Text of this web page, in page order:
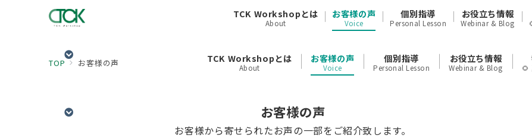
TCK Workshopとは
About
お客様の声
Voice
個別指導
Personal Lesson
お役立ち情報
Webinar & Blog 🌻
TCK Workshopとは
About
お客様の声
Voice
個別指導
Personal Lesson
お役立ち情報
Webinar & Blog
TOP お客様の声
お客様の声
お客様から寄せられたお声の一部をご紹介致します。